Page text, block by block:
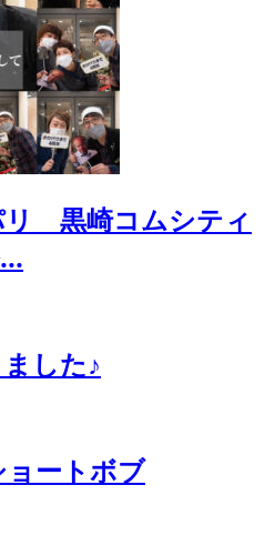
黒崎コムシティ
した♪
ートボブ